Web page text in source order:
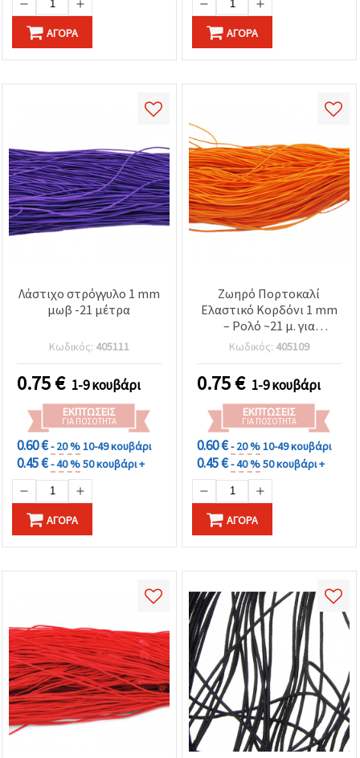
ΑΓΟΡΆ ΑΓΟΡΆ
Λάστιχο στρόγγυλο 1 mm
μωβ -21 μέτρα
Κωδικός: 405111
0.75€ 1-9 κουβάρι
ΕΚΠΤΏΣΕΙΣ
ΓΙΑ ΠΟΣΌΤΗΤΑ
0.60 €- 20 %10-49 κουβάρι
0.45 €- 40 %50 κουβάρι +
ΑΓΟΡΆ
Ζωηρό Πορτοκαλί
Ελαστικό Κορδόνι 1 mm
– Ρολό ~21 μ. για
Δημιουργικά
Κοσμήματα, Δημιουργίες
με Χάντρες &
Χειροποίητες DIY
Κατασκευές
Κωδικός: 405109
0.75€ 1-9 κουβάρι
ΕΚΠΤΏΣΕΙΣ
ΓΙΑ ΠΟΣΌΤΗΤΑ
0.60 €- 20 %10-49 κουβάρι
0.45 €- 40 %50 κουβάρι +
ΑΓΟΡΆ